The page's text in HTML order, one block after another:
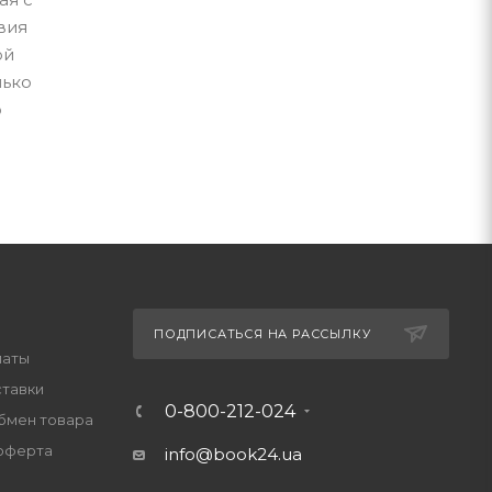
товара
ПОДПИСАТЬСЯ НА РАССЫЛКУ
0-800-212-024
info@book24.ua